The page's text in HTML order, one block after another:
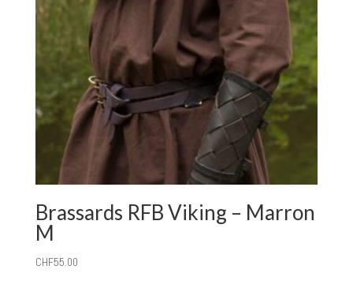
Brassards RFB Viking – Marron
M
CHF55.00